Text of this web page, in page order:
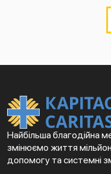
Найбільша благодійна
змінюємо життя
допомогу та системні